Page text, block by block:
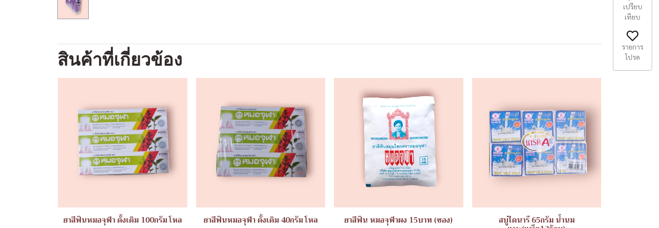
สินค้าที่เกี่ยวข้อง
ยาสีฟันหมอจุฬา ดั้งเดิม 100กรัม โหล ยาสีฟันหมอจุฬา ดั้งเดิม 40กรัม โหล ยาสีฟัน หมอจุฬาผง 15บาท (ซอง) สบู่ไดนารี 65กรัม น้ำนม
เปรียบ
เทียบ
รายการ
โปรด